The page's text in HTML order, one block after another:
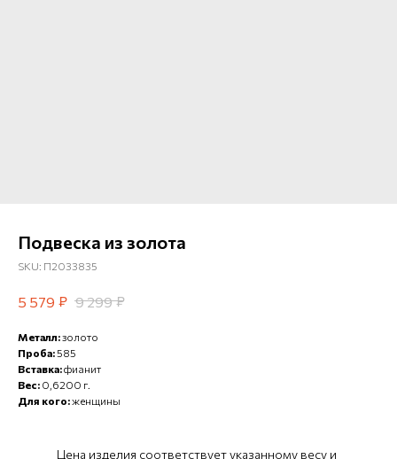
Подвеска из золота
SKU: П2033835
5 579 ₽ 9 299 ₽
Металл:золото
Проба:585
Вставка:фианит
Вес: 0,6200 г.
Для кого:женщины
Цена изделия соответствует указанному весу и